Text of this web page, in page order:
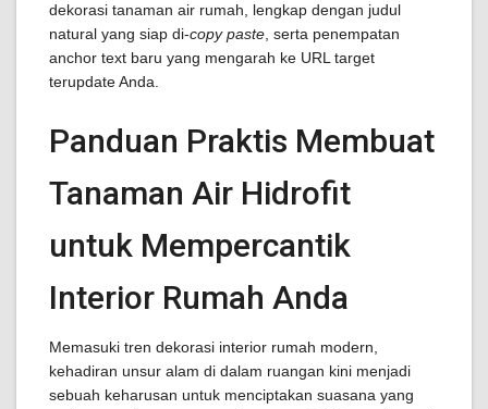
dekorasi tanaman air rumah, lengkap dengan judul
natural yang siap di-copy paste , serta penempatan
anchor text baru yang mengarah ke URL target
terupdate Anda.
Panduan Praktis Membuat
Tanaman Air Hidrofit
untuk Mempercantik
Interior Rumah Anda
Memasuki tren dekorasi interior rumah modern,
kehadiran unsur alam di dalam ruangan kini menjadi
sebuah keharusan untuk menciptakan suasana yang